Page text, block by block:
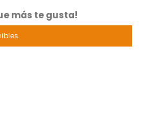
más te gusta!